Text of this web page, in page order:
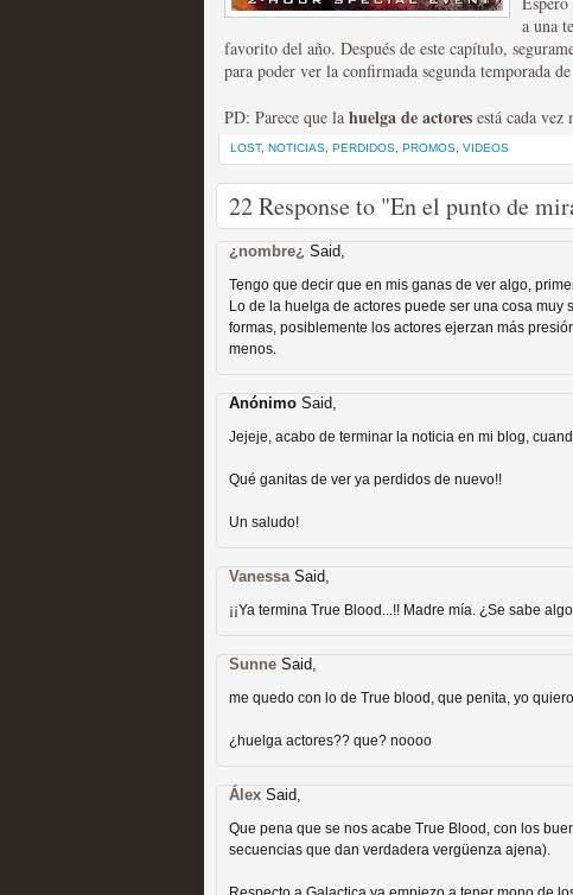
Fin de ciclo para las
MOLTISANTI
Recomendación de la semana
Taboo es otra miniserie
miniserie
MOLTISANTI
Recomendación de la semana
Las temporadas de pilotos
MOLTISANTI
a una
favorito del año. Después de este capítulo,
para poder ver la confirmada segunda temporada
PD: Parece que la huelga de actores está cada
LOST, NOTICIAS PERDIDOS PROMOS VIDEOS
22 Response to "En el punto de
¿nombre¿ Said,
Tengo que decir que en mis ganas de ver algo,
Lo de la huelga de actores puede ser una cosa
formas, posiblemente los actores ejerzan más
menos.
Anónimo Said,
Jejeje, acabo de terminar la noticia en mi blog,
Qué ganitas de ver ya perdidos de nuevo!!
Un saludo!
Vanessa Said,
¡¡Ya termina True Blood...!! Madre mía. ¿Se sabe
Sunne Said,
me quedo con lo de True blood, que penita, yo
¿huelga actores?? que? noooo
Álex Said,
Que pena que se nos acabe True Blood, con los
secuencias que dan verdadera vergüenza ajena).